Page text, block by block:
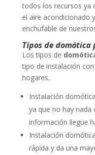
todos los recursos ya
el aire acondicionado
enchufable de
Tipos de domótica
Los tipos de
tipo de instalación
hogares.
Instalación
ya que no hay nada
información llegue
Instalación
rápida y da una